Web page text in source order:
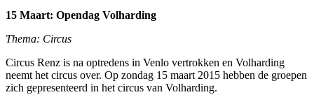
15 Maart: Opendag Volharding
Thema: Circus
Circus Renz is na optredens in Venlo vertrokken en Volharding
neemt het circus over. Op zondag 15 maart 2015 hebben de groepen
zich gepresenteerd in het circus van Volharding.